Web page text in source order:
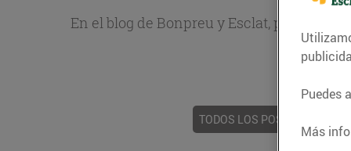
En el blog de Bonpreu y Esclat, puedes
TODOS LOS POSTS
Puedes
Más